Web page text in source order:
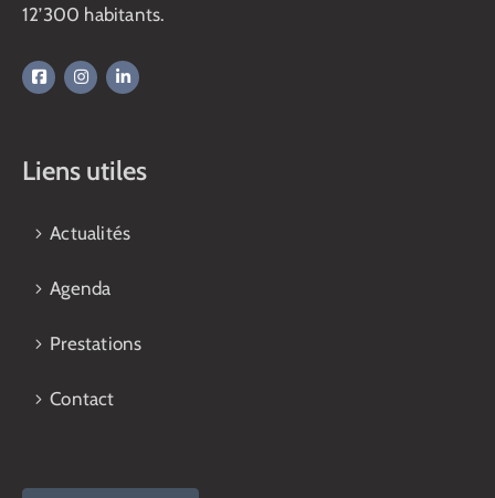
12’300 habitants.
Liens utiles
Actualités
Agenda
Prestations
Contact